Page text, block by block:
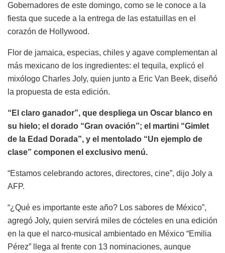
Gobernadores de este domingo, como se le conoce a la
fiesta que sucede a la entrega de las estatuillas en el
corazón de Hollywood.
Flor de jamaica, especias, chiles y agave complementan al
más mexicano de los ingredientes: el tequila, explicó el
mixólogo Charles Joly, quien junto a Eric Van Beek, diseñó
la propuesta de esta edición.
“El claro ganador”, que despliega un Oscar blanco en
su hielo; el dorado “Gran ovación”; el martini “Gimlet
de la Edad Dorada”, y el mentolado “Un ejemplo de
clase” componen el exclusivo menú.
“Estamos celebrando actores, directores, cine”, dijo Joly a
AFP.
“¿Qué es importante este año? Los sabores de México”,
agregó Joly, quien servirá miles de cócteles en una edición
en la que el narco-musical ambientado en México “Emilia
Pérez” llega al frente con 13 nominaciones, aunque